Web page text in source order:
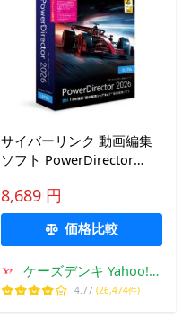
サイバーリンク 動画編集
ソフト PowerDirector
＆乗換版
8,689 円
価格比較
ケーズデンキ Yahoo!シ
ョップ
4.77 (26,474件)